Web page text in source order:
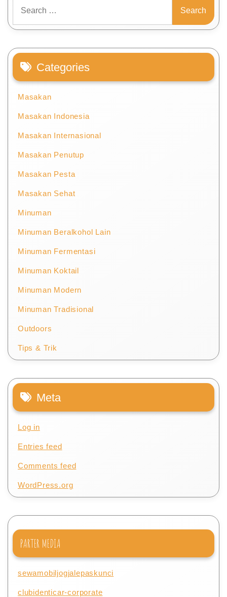
for:
Categories
Masakan
Masakan Indonesia
Masakan Internasional
Masakan Penutup
Masakan Pesta
Masakan Sehat
Minuman
Minuman Beralkohol Lain
Minuman Fermentasi
Minuman Koktail
Minuman Modern
Minuman Tradisional
Outdoors
Tips & Trik
Meta
Log in
Entries feed
Comments feed
WordPress.org
PARTER MEDIA
sewamobiljogjalepaskunci
clubidenticar-corporate